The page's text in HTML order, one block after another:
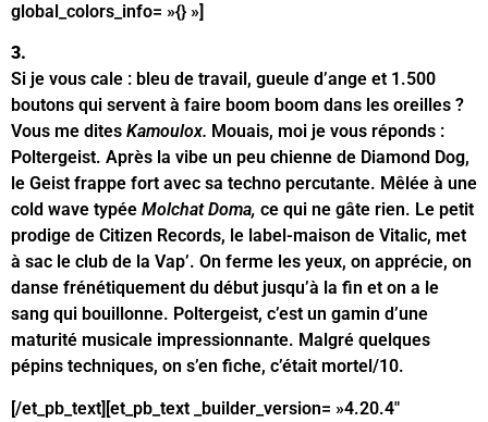
global_colors_info= »{} »]
3.
Si je vous cale : bleu de travail, gueule d’ange et 1.500
boutons qui servent à faire boom boom dans les oreilles ?
Vous me dites Kamoulox. Mouais, moi je vous réponds :
Poltergeist. Après la vibe un peu chienne de Diamond Dog,
le Geist frappe fort avec sa techno percutante. Mêlée à une
cold wave typée Molchat Doma, ce qui ne gâte rien. Le petit
prodige de Citizen Records, le label-maison de Vitalic, met
à sac le club de la Vap’. On ferme les yeux, on apprécie, on
danse frénétiquement du début jusqu’à la fin et on a le
sang qui bouillonne. Poltergeist, c’est un gamin d’une
maturité musicale impressionnante. Malgré quelques
pépins techniques, on s’en fiche, c’était mortel/10.
[/et_pb_text][et_pb_text _builder_version= »4.20.4″